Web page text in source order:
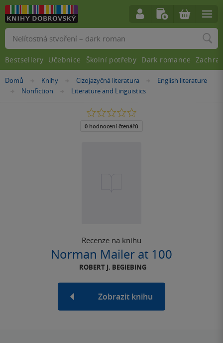
Nacházíte
Domů »Knihy »Cizojazyčná literatura »
English literature
»
Nonfiction »
Literature and Linguistics
Recenze na knihu
Norman Mailer at 100
ROBERT J. BEGIEBING
Zobrazit knihu
0.0
z
5
0 hodnocení čtenářů
Vyhledávání
Bestsellery Učebnice Školní potřeby Dark romance